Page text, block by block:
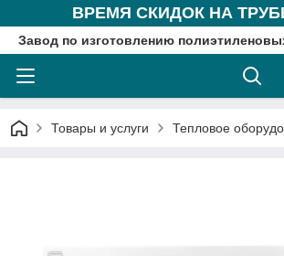
ВРЕМЯ СКИДОК НА
Завод по изготовлению
Товары и услуги Тепловое